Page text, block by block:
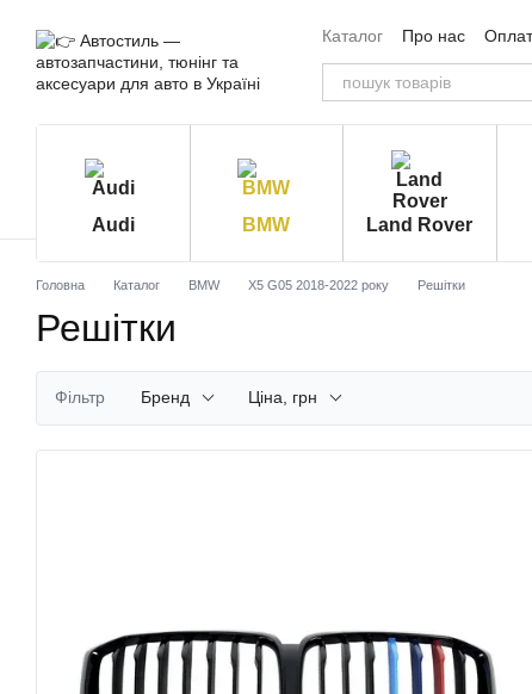
Каталог
Про нас
Угода користувача
Audi BMW Land Rover
Головна Каталог BMW X5 G05 2018-2022 року Решітки
Решітки
Фільтр Бренд Ціна, грн